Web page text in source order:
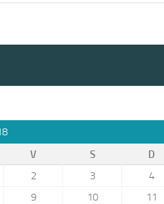
V S
D
2 3
4
9 10
11